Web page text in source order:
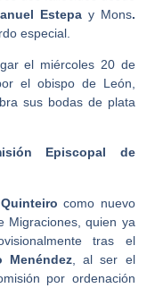
Estepay Mons.
especial.
el miércoles 20 de
el obispo de León,
sus bodas de plata
Episcopal de
como nuevo
Migraciones, quien ya
tras el
Menéndez , al ser el
por ordenación